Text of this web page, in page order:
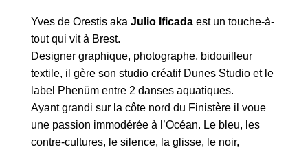
Yves de Orestis aka Julio Ificadaest un touche-à-
tout qui vit à Brest.
Designer graphique, photographe, bidouilleur
textile, il gère son studio créatif Dunes Studio et le
label Phenüm entre 2 danses aquatiques.
Ayant grandi sur la côte nord du Finistère il voue
une passion immodérée à l’Océan. Le bleu, les
contre-cultures, le silence, la glisse, le noir,